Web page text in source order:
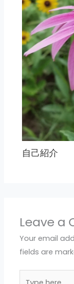
自己紹介
Leave a
Your email
fields are